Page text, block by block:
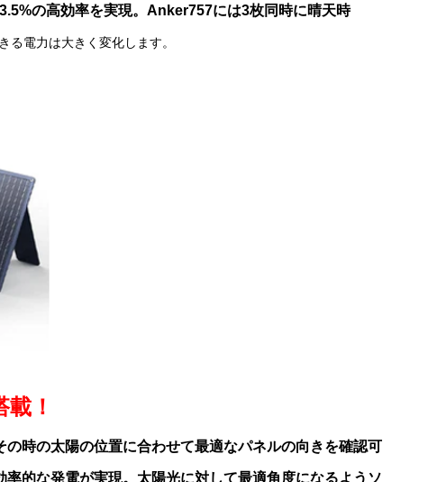
の高効率を実現。Anker757には3枚同時に晴天時
電力は大きく変化します。
！
時の太陽の位置に合わせて最適なパネルの向きを確認可
的な発電が実現。 太陽光に対して最適角度になるようソ